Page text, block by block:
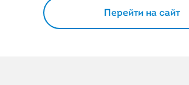
Перейти на сайт